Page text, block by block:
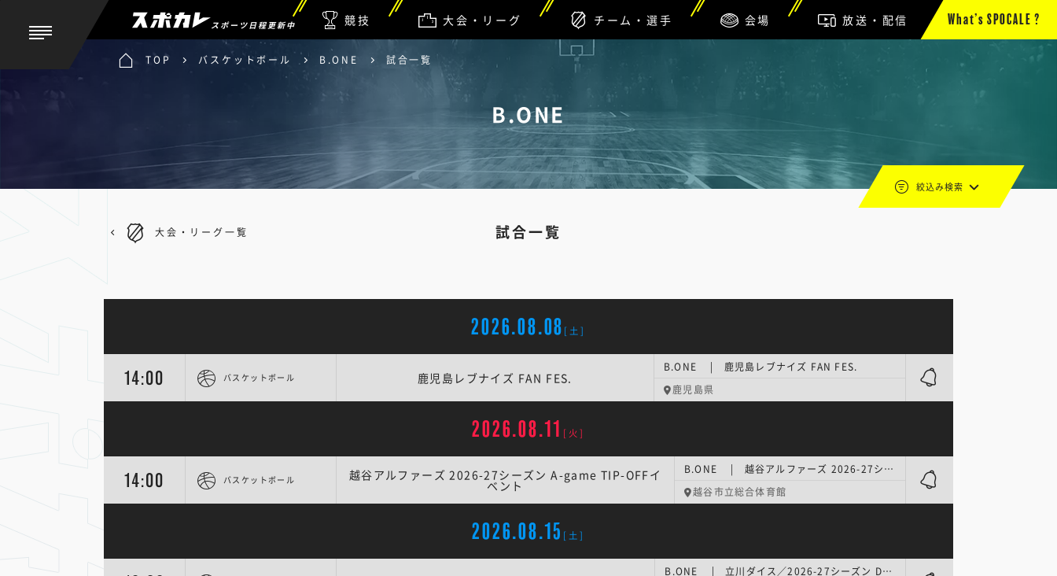
スポーツ日程更新中 競技 大会・リーグ チーム・選手 会場 放送・配信 What’s SPOCALE ?
TOP バスケットボール B.ONE 試合一覧
B.ONE
試合一覧
絞込み検索
大会・リーグ一覧
2026.08.08 [土]
14:00 バスケットボール 鹿児島レブナイズ FAN FES.
B.ONE | 鹿児島レブナイズ FAN FES.
鹿児島県
2026.08.11 [火]
14:00 バスケットボール 越谷アルファーズ 2026-27シーズン A-game TIP-OFFイ
ベント
B.ONE | 越谷アルファーズ 2026-27シーズン A-game TIP-OFFイベント
越谷市立総合体育館
2026.08.15 [土]
B.ONE | 立川ダイス／2026-27シーズン DICE TIP OFF FESTA